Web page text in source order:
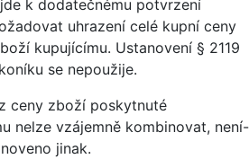
k dodatečnému potvrzení
uhrazení celé kupní ceny
kupujícímu. Ustanovení § 2119
se nepoužije.
zboží poskytnuté
nelze vzájemně kombinovat, není-
jinak.